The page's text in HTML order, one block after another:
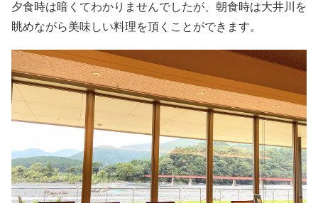
夕食時は暗くてわかりませんでしたが、朝食時は大井川を
眺めながら美味しい料理を頂くことができます。